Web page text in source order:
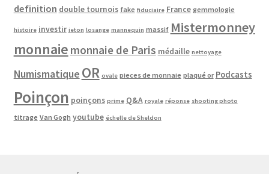
definition double tournois fake fiduciaire France gemmologie
histoire investir jeton losange mannequin massif Mistermonney
monnaie monnaie de Paris médaille nettoyage
Numismatique OR ovale pieces de monnaie plaqué or Podcasts
Poinçon poinçons prime Q&A royale réponse shooting photo
titrage Van Gogh youtube échelle de Sheldon